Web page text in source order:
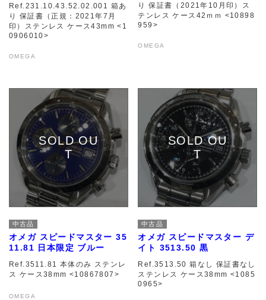
Ref.231.10.43.52.02.001 箱あ
り 保証書（正規：2021年7月
印）ステンレス ケース43mm <1
0906010>
OMEGA
り 保証書（2021年10月印）ス
テンレス ケース42ｍｍ <10898
959>
OMEGA
中古品
オメガ スピードマスター 35
11.81 日本限定 ブルー
Ref.3511.81 本体のみ ステンレ
ス ケース38mm <10867807>
OMEGA
中古品
オメガ スピードマスター デ
イト 3513.50 黒
Ref.3513.50 箱なし 保証書なし
ステンレス ケース38mm <1085
0965>